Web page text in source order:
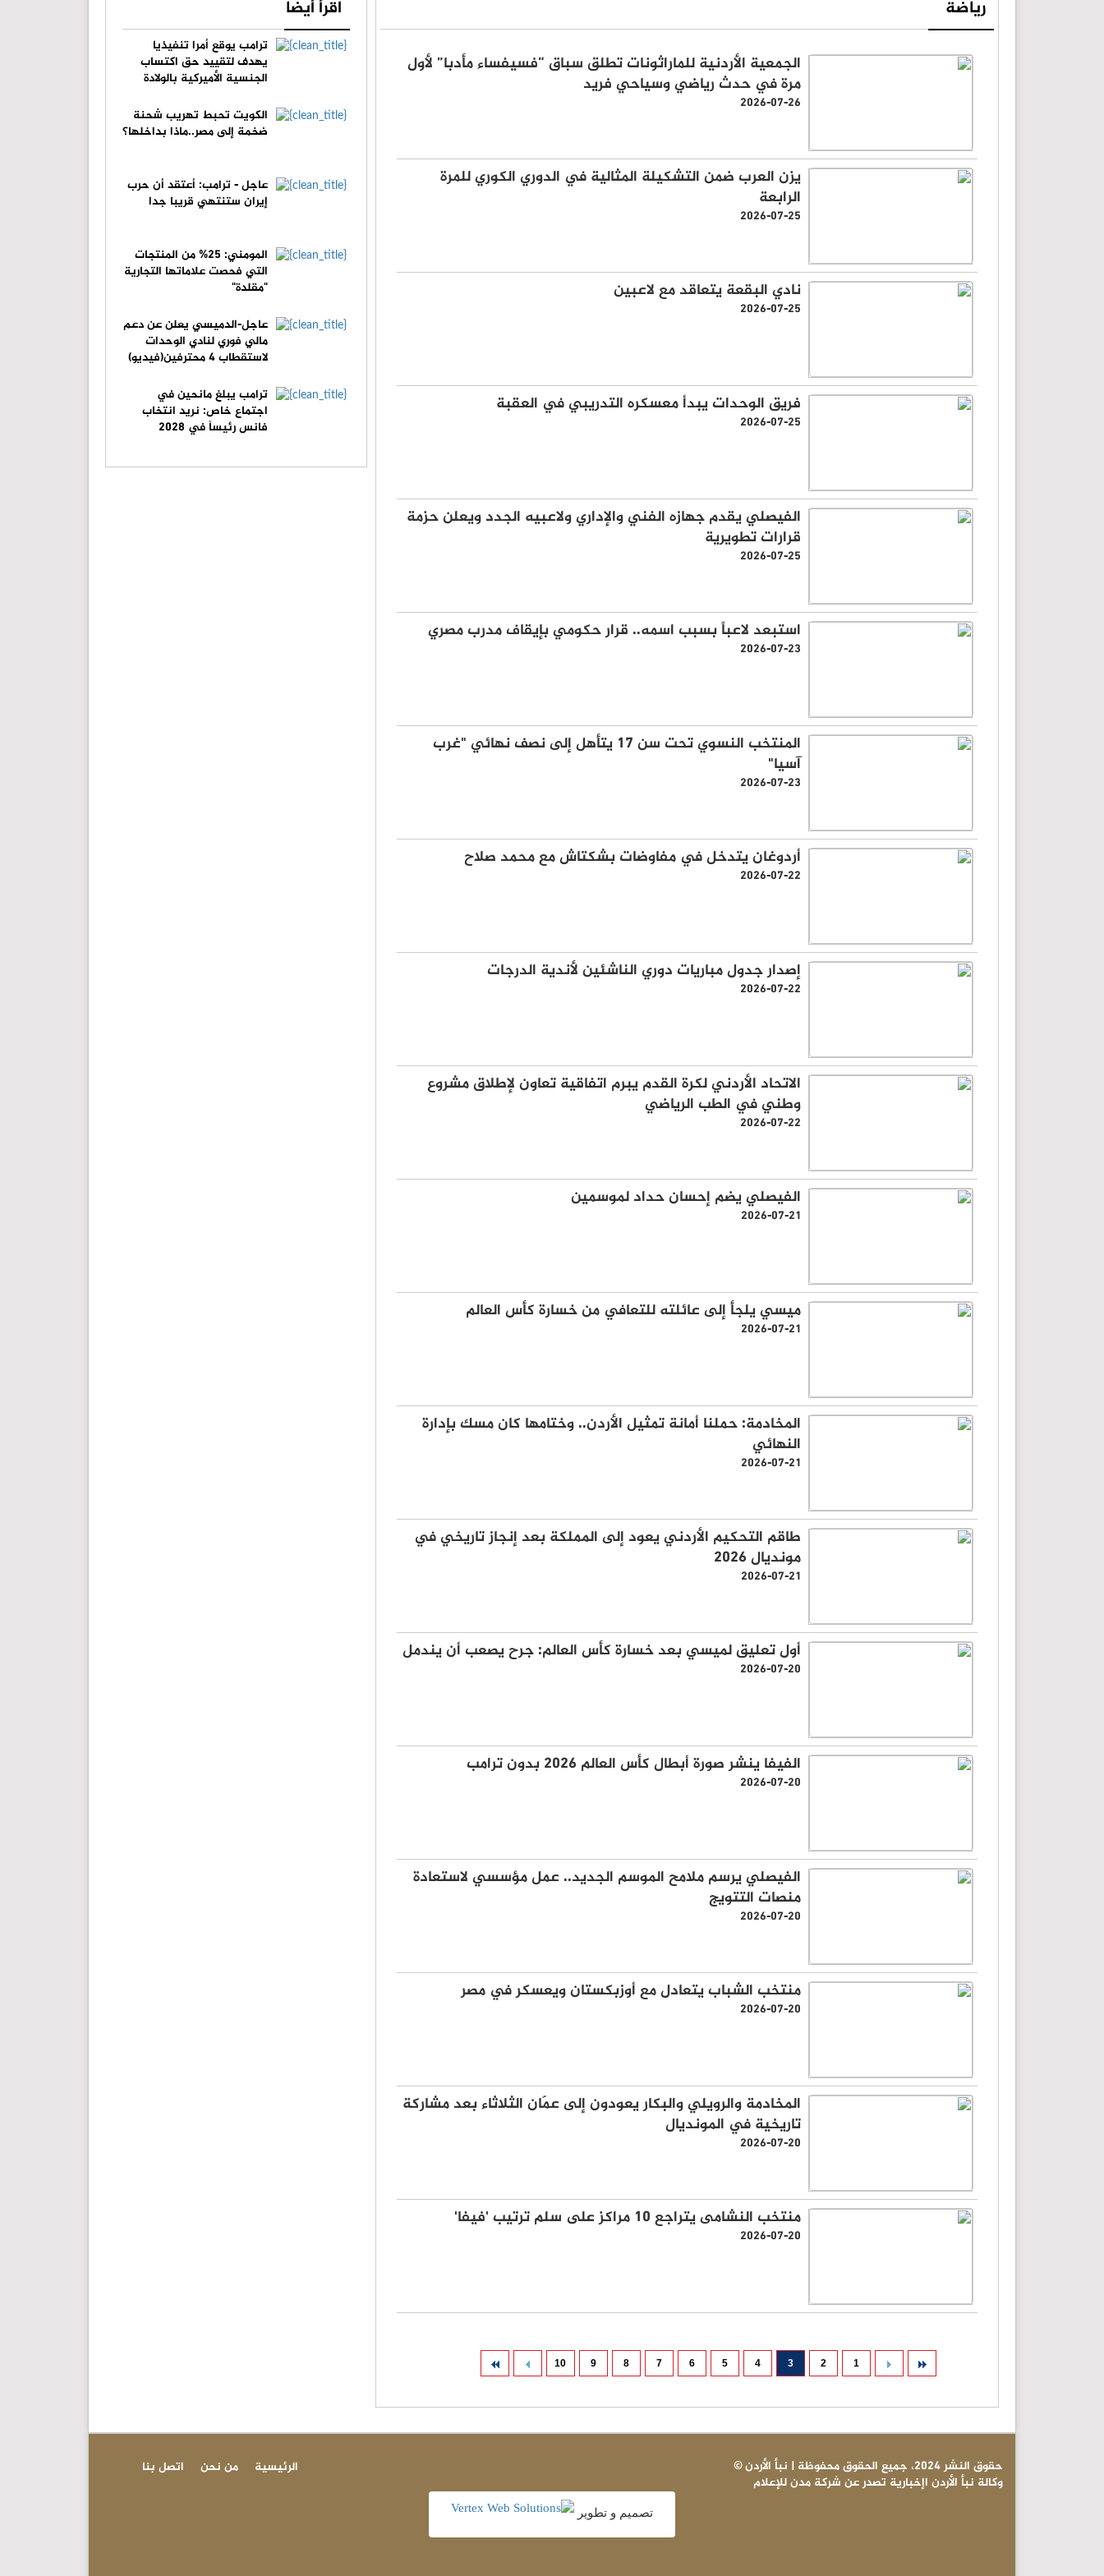
رياضة
الجمعية الأردنية للماراثونات تطلق سباق “فسيفساء مأدبا” لأول
مرة في حدث رياضي وسياحي فريد
2026-07-26
يزن العرب ضمن التشكيلة المثالية في الدوري الكوري للمرة
الرابعة
2026-07-25
نادي البقعة يتعاقد مع لاعبين
2026-07-25
فريق الوحدات يبدأ معسكره التدريبي في العقبة
2026-07-25
الفيصلي يقدم جهازه الفني والإداري ولاعبيه الجدد ويعلن حزمة
قرارات تطويرية
2026-07-25
استبعد لاعباً بسبب اسمه.. قرار حكومي بإيقاف مدرب مصري
2026-07-23
المنتخب النسوي تحت سن 17 يتأهل إلى نصف نهائي "غرب
آسيا"
2026-07-23
أردوغان يتدخل في مفاوضات بشكتاش مع محمد صلاح
2026-07-22
إصدار جدول مباريات دوري الناشئين لأندية الدرجات
2026-07-22
الاتحاد الأردني لكرة القدم يبرم اتفاقية تعاون لإطلاق مشروع
وطني في الطب الرياضي
2026-07-22
الفيصلي يضم إحسان حداد لموسمين
2026-07-21
ميسي يلجأ إلى عائلته للتعافي من خسارة كأس العالم
2026-07-21
المخادمة: حملنا أمانة تمثيل الأردن.. وختامها كان مسك بإدارة
النهائي
2026-07-21
طاقم التحكيم الأردني يعود إلى المملكة بعد إنجاز تاريخي في
مونديال 2026
2026-07-21
أول تعليق لميسي بعد خسارة كأس العالم: جرح يصعب أن يندمل
2026-07-20
الفيفا ينشر صورة أبطال كأس العالم 2026 بدون ترامب
2026-07-20
الفيصلي يرسم ملامح الموسم الجديد.. عمل مؤسسي لاستعادة
منصات التتويج
2026-07-20
منتخب الشباب يتعادل مع أوزبكستان ويعسكر في مصر
2026-07-20
المخادمة والرويلي والبكار يعودون إلى عمّان الثلاثاء بعد مشاركة
تاريخية في المونديال
2026-07-20
منتخب النشامى يتراجع 10 مراكز على سلم ترتيب 'فيفا'
2026-07-20
1
2
3
4
5
6
7
8
9
10
اقرأ أيضا
ترامب يوقع أمرا تنفيذيا
يهدف لتقييد حق اكتساب
الجنسية الأميركية بالولادة
الكويت تحبط تهريب شحنة
ضخمة إلى مصر..ماذا بداخلها؟
عاجل - ترامب: أعتقد أن حرب
إيران ستنتهي قريبا جدا
المومني: 25% من المنتجات
التي فحصت علاماتها التجارية
"مقلدة"
عاجل-الدميسي يعلن عن دعم
مالي فوري لنادي الوحدات
لاستقطاب 4 محترفين(فيديو)
ترامب يبلغ مانحين في
اجتماع خاص: نريد انتخاب
فانس رئيساً في 2028
© حقوق النشر 2024، جميع الحقوق محفوظة | نبأ الأردن
وكالة نبأ الأردن اإخبارية تصدر عن شركة مدن للإعلام
اتصل بنا من نحن الرئيسية
تصميم و تطوير